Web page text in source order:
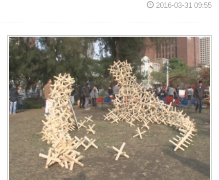
2016-03-31 09:55